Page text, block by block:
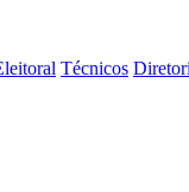
Técnicos